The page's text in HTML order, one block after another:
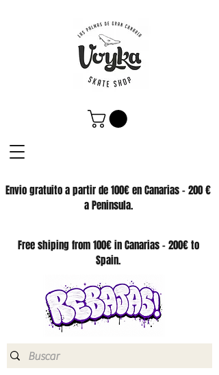
Envio gratuito a partir de 100€ en Canarias - 200 €
a Peninsula.
SKATE SHOP
Free shiping from 100€ in Canarias - 200€ to
Spain.